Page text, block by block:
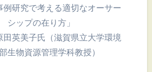
研究で考える適切なオーサー
シップの在り方」
英美子氏（滋賀県立大学環境
生物資源管理学科教授）